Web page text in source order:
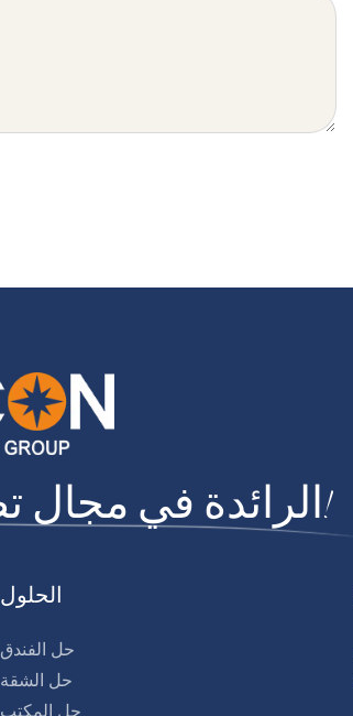
الرائدة في مجال تصنيع الأثاث التجاري!
الحلول
حل الفندق
حل الشقة